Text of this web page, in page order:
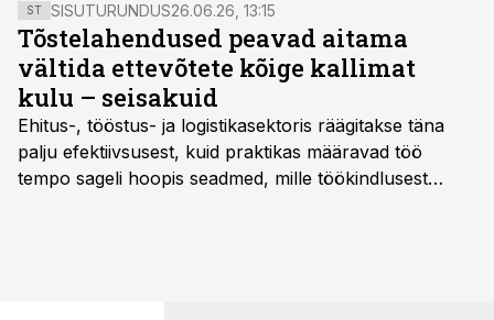
ST SISUTURUNDUS26.06.26, 13:15
Tõstelahendused peavad aitama
vältida ettevõtete kõige kallimat
kulu – seisakuid
Ehitus-, tööstus- ja logistikasektoris räägitakse täna
palju efektiivsusest, kuid praktikas määravad töö
tempo sageli hoopis seadmed, mille töökindlusest